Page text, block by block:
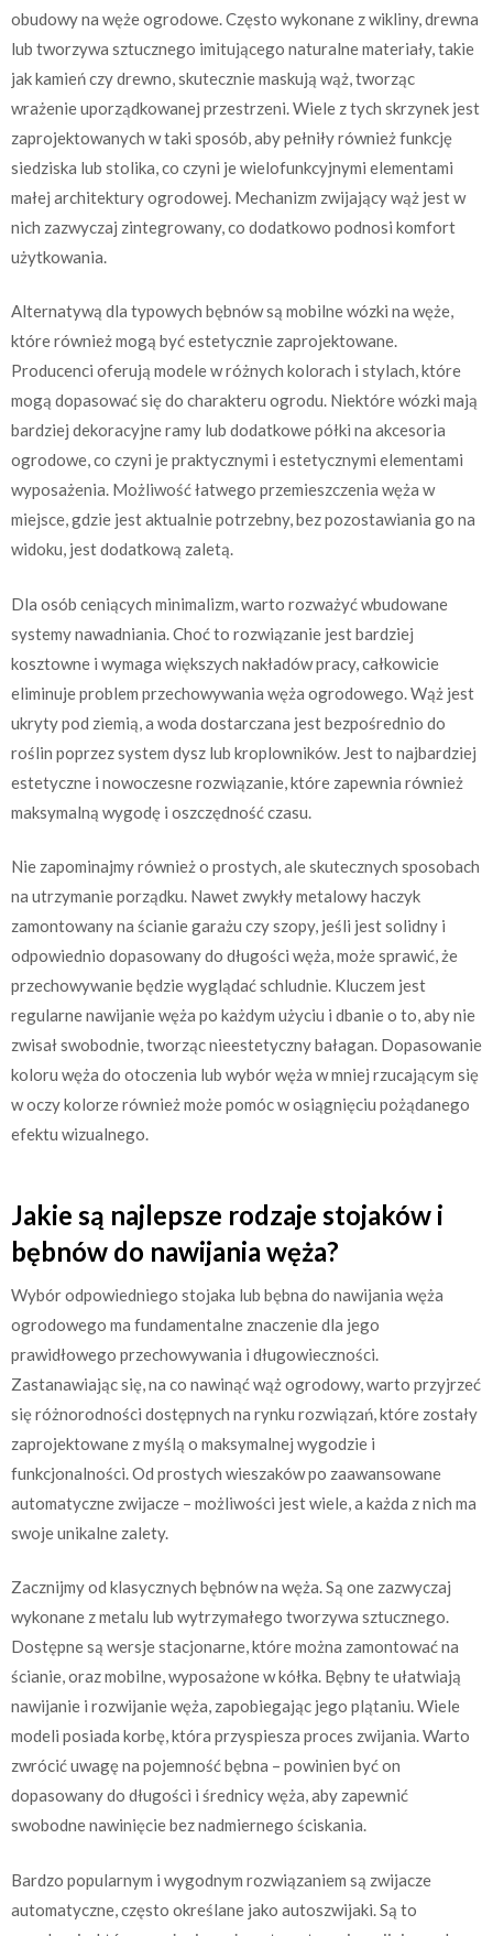
obudowy na węże ogrodowe. Często wykonane z wikliny, drewna
lub tworzywa sztucznego imitującego naturalne materiały, takie
jak kamień czy drewno, skutecznie maskują wąż, tworząc
wrażenie uporządkowanej przestrzeni. Wiele z tych skrzynek jest
zaprojektowanych w taki sposób, aby pełniły również funkcję
siedziska lub stolika, co czyni je wielofunkcyjnymi elementami
małej architektury ogrodowej. Mechanizm zwijający wąż jest w
nich zazwyczaj zintegrowany, co dodatkowo podnosi komfort
użytkowania.
Alternatywą dla typowych bębnów są mobilne wózki na węże,
które również mogą być estetycznie zaprojektowane.
Producenci oferują modele w różnych kolorach i stylach, które
mogą dopasować się do charakteru ogrodu. Niektóre wózki mają
bardziej dekoracyjne ramy lub dodatkowe półki na akcesoria
ogrodowe, co czyni je praktycznymi i estetycznymi elementami
wyposażenia. Możliwość łatwego przemieszczenia węża w
miejsce, gdzie jest aktualnie potrzebny, bez pozostawiania go na
widoku, jest dodatkową zaletą.
Dla osób ceniących minimalizm, warto rozważyć wbudowane
systemy nawadniania. Choć to rozwiązanie jest bardziej
kosztowne i wymaga większych nakładów pracy, całkowicie
eliminuje problem przechowywania węża ogrodowego. Wąż jest
ukryty pod ziemią, a woda dostarczana jest bezpośrednio do
roślin poprzez system dysz lub kroplowników. Jest to najbardziej
estetyczne i nowoczesne rozwiązanie, które zapewnia również
maksymalną wygodę i oszczędność czasu.
Nie zapominajmy również o prostych, ale skutecznych sposobach
na utrzymanie porządku. Nawet zwykły metalowy haczyk
zamontowany na ścianie garażu czy szopy, jeśli jest solidny i
odpowiednio dopasowany do długości węża, może sprawić, że
przechowywanie będzie wyglądać schludnie. Kluczem jest
regularne nawijanie węża po każdym użyciu i dbanie o to, aby nie
zwisał swobodnie, tworząc nieestetyczny bałagan. Dopasowanie
koloru węża do otoczenia lub wybór węża w mniej rzucającym się
w oczy kolorze również może pomóc w osiągnięciu pożądanego
efektu wizualnego.
Jakie są najlepsze rodzaje stojaków i
bębnów do nawijania węża?
Wybór odpowiedniego stojaka lub bębna do nawijania węża
ogrodowego ma fundamentalne znaczenie dla jego
prawidłowego przechowywania i długowieczności.
Zastanawiając się, na co nawinąć wąż ogrodowy, warto przyjrzeć
się różnorodności dostępnych na rynku rozwiązań, które zostały
zaprojektowane z myślą o maksymalnej wygodzie i
funkcjonalności. Od prostych wieszaków po zaawansowane
automatyczne zwijacze – możliwości jest wiele, a każda z nich ma
swoje unikalne zalety.
Zacznijmy od klasycznych bębnów na węża. Są one zazwyczaj
wykonane z metalu lub wytrzymałego tworzywa sztucznego.
Dostępne są wersje stacjonarne, które można zamontować na
ścianie, oraz mobilne, wyposażone w kółka. Bębny te ułatwiają
nawijanie i rozwijanie węża, zapobiegając jego plątaniu. Wiele
modeli posiada korbę, która przyspiesza proces zwijania. Warto
zwrócić uwagę na pojemność bębna – powinien być on
dopasowany do długości i średnicy węża, aby zapewnić
swobodne nawinięcie bez nadmiernego ściskania.
Bardzo popularnym i wygodnym rozwiązaniem są zwijacze
automatyczne, często określane jako autoszwijaki. Są to